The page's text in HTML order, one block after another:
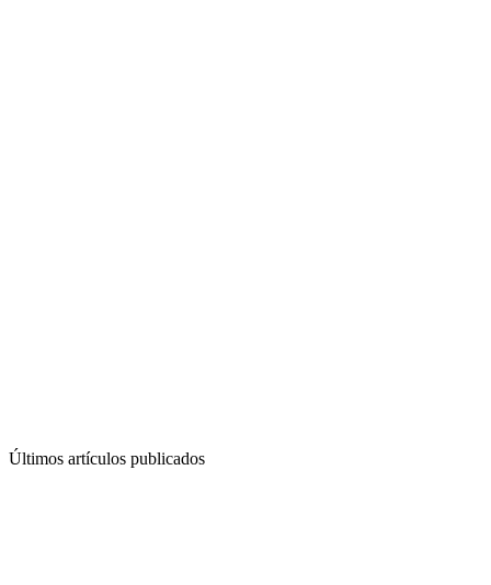
Últimos artículos publicados